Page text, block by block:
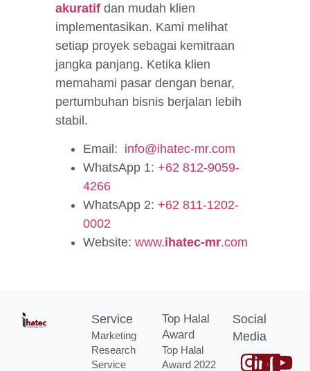
akuratif dan mudah klien
implementasikan. Kami melihat
setiap proyek sebagai kemitraan
jangka panjang. Ketika klien
memahami pasar dengan benar,
pertumbuhan bisnis berjalan lebih
stabil.
Email: info@ihatec-mr.com
WhatsApp 1: +62 812-9059-
4266
WhatsApp 2: +62 811-1202-
0002
Website: www.ihatec-mr.com
Service
Marketing
Research
Service
Top Halal
Award
Top Halal
Award 2022
Social
Media